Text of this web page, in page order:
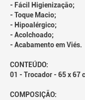
- Fácil Higienização;
- Toque Macio;
- Hipoalérgico;
- Acolchoado;
- Acabamento em Viés.
CONTEÚDO:
01 - Trocador - 65 x 67
COMPOSIÇÃO: